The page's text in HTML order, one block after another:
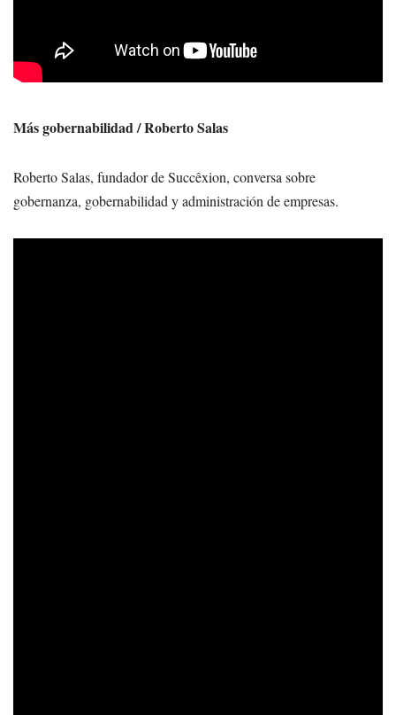
Más gobernabilidad / Roberto Salas
Roberto Salas, fundador de Succêxion, conversa sobre
gobernanza, gobernabilidad y administración de empresas.